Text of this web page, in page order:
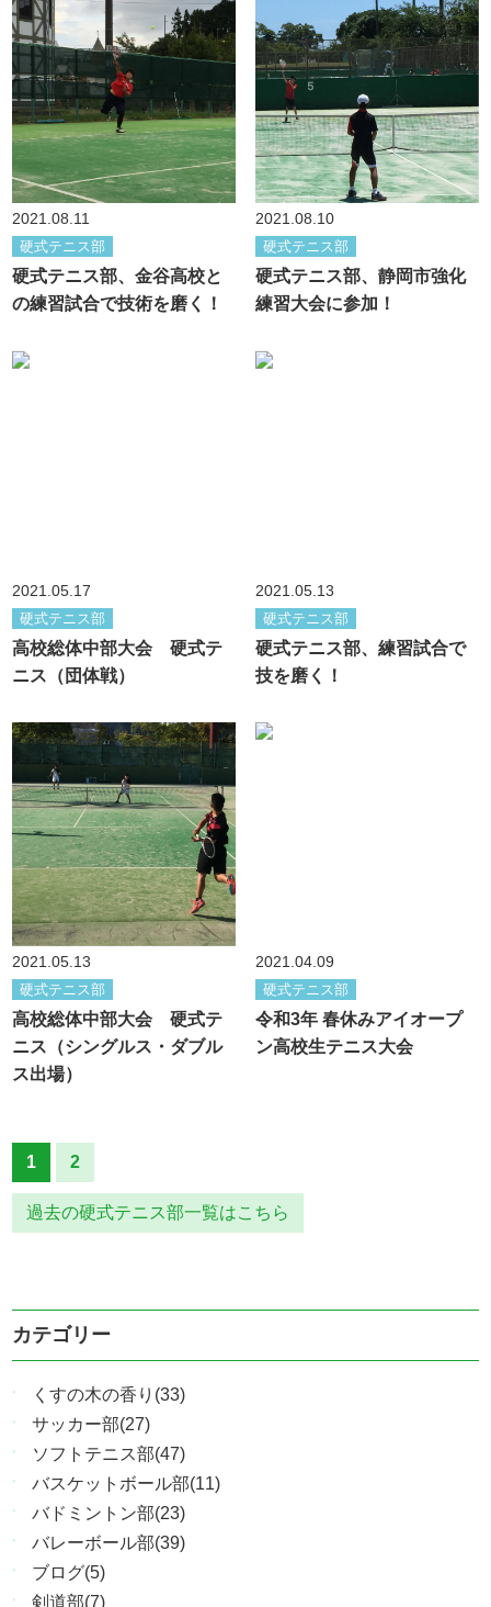
2021.08.11
硬式テニス部
硬式テニス部、金谷高校と
の練習試合で技術を磨く！
2021.08.10
硬式テニス部
硬式テニス部、静岡市強化
練習大会に参加！
2021.05.17
硬式テニス部
高校総体中部大会 硬式テ
ニス（団体戦）
2021.05.13
硬式テニス部
硬式テニス部、練習試合で
技を磨く！
2021.05.13
硬式テニス部
高校総体中部大会 硬式テ
ニス（シングルス・ダブル
ス出場）
2021.04.09
硬式テニス部
令和3年 春休みアイオープ
ン高校生テニス大会
1 2
過去の硬式テニス部一覧はこちら
カテゴリー
くすの木の香り(33)
サッカー部(27)
ソフトテニス部(47)
バスケットボール部(11)
バドミントン部(23)
バレーボール部(39)
ブログ(5)
剣道部(7)